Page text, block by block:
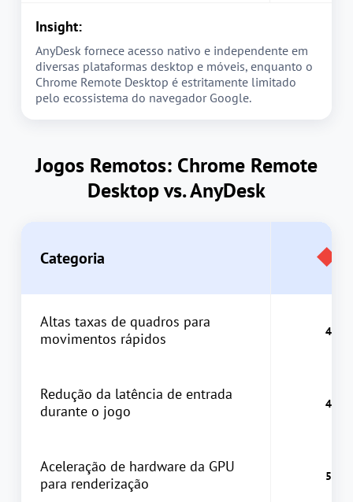
Insight:
AnyDesk fornece acesso nativo e independente em
diversas plataformas desktop e móveis, enquanto o
Chrome Remote Desktop é estritamente limitado
pelo ecossistema do navegador Google.
Jogos Remotos: Chrome Remote
Desktop vs. AnyDesk
Categoria
Altas taxas de quadros para
movimentos rápidos
Redução da latência de entrada
durante o jogo
Aceleração de hardware da GPU
para renderização